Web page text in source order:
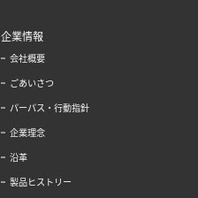
企業情報
会社概要
ごあいさつ
パーパス・行動指針
企業理念
沿革
製品ヒストリー